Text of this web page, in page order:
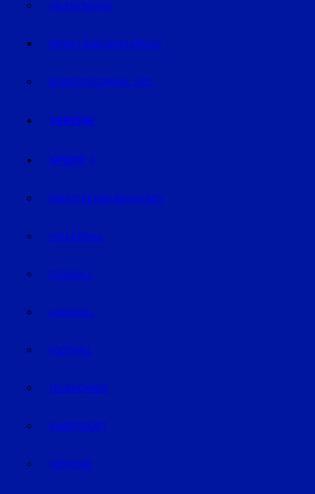
VALENTINSTAG
MEINE LIEBESERKLÄRUNG
BUNDESTAGSWAHL 2017
VEREINE
SPORT
EISHOCKEY/INLINEHOCKEY
VOLLEYBALL
FUSSBALL
HANDBALL
FOOTBALL
TRABRENNEN
KAMPFSPORT
SONSTIGE